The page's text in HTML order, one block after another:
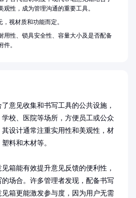
意见收集和书写工具的公共设施，
校、医院等场所，方便员工或公众
设计通常注重实用性和美观性，材
料和木材等。
箱能有效提升意见反馈的便利性，
场合。许多管理者发现，配备书写
箱更能激发参与度，因为用户无需
观性，成为管理沟通的重要工具。
，视材质和功能而定。
用性、锁具安全性、容量大小及是否配备
件。